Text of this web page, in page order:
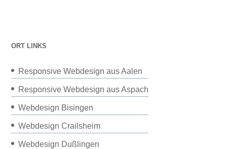
ORT LINKS
Responsive Webdesign aus Aalen
Responsive Webdesign aus Aspach
Webdesign Bisingen
Webdesign Crailsheim
Webdesign Dußlingen